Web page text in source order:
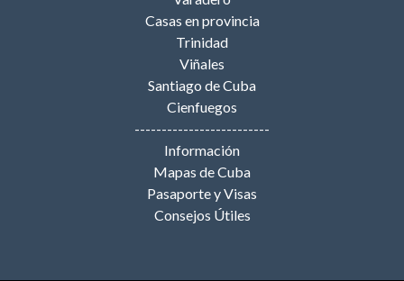
Casas en provincia
Trinidad
Viñales
Santiago de Cuba
Cienfuegos
-------------------------
Información
Mapas de Cuba
Pasaporte y Visas
Consejos Útiles